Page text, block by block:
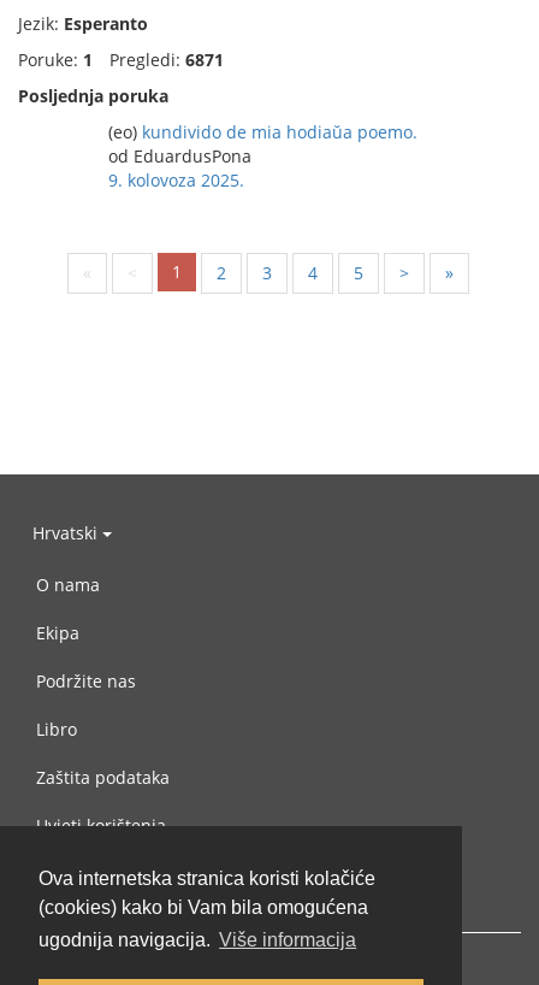
Ova internetska stranica koristi kolačiće
(cookies) kako bi Vam bila omogućena
ugodnija navigacija. Više informacija
Jezik: Esperanto
Poruke: 1 Pregledi: 6871
Posljednja poruka
(eo) kundivido de mia hodiaŭa poemo.
od EduardusPona
9. kolovoza 2025.
« < 1 2 3 4 5 > »
Hrvatski
O nama
Ekipa
Podržite nas
Libro
Zaštita podataka
Uvjeti korištenja
Kontaktiraj nas